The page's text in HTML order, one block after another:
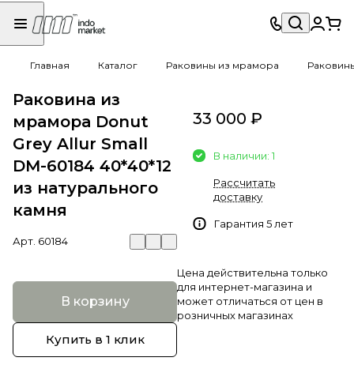
Главная Каталог Раковины из мрамора
Раковина из
мрамора Donut
Grey Allur Small
DM-60184 40*40*12
из натурального
камня
Арт. 60184
В корзину
Купить в 1 клик
33 000 ₽
В наличии: 1
Рассчитать
доставку
Гарантия 5 лет
Цена действительна только
для интернет-магазина и
может отличаться от цен в
розничных магазинах